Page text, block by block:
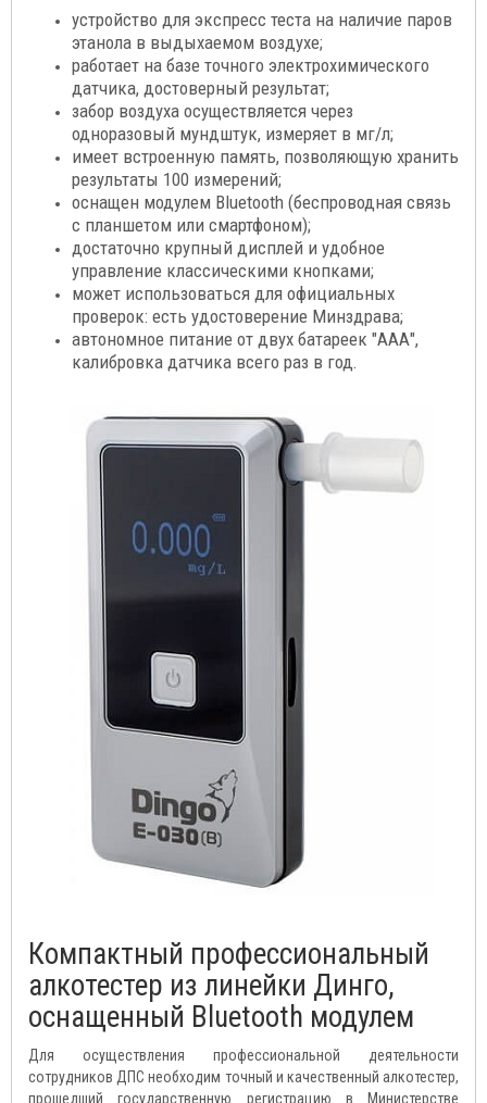
устройство для экспресс теста на наличие паров
этанола в выдыхаемом воздухе;
работает на базе точного электрохимического
датчика, достоверный результат;
забор воздуха осуществляется через
одноразовый мундштук, измеряет в мг/л;
имеет встроенную память, позволяющую хранить
результаты 100 измерений;
оснащен модулем Bluetooth (беспроводная связь
с планшетом или смартфоном);
достаточно крупный дисплей и удобное
управление классическими кнопками;
может использоваться для официальных
проверок: есть удостоверение Минздрава;
автономное питание от двух батареек "ААА",
калибровка датчика всего раз в год.
Компактный профессиональный
алкотестер из линейки Динго,
оснащенный Bluetooth модулем
Для осуществления профессиональной деятельности
сотрудников ДПС необходим точный и качественный алкотестер,
прошедший государственную регистрацию в Министерстве